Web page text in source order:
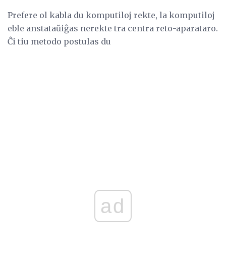
Prefere ol kabla du komputiloj rekte, la komputiloj
eble anstataŭiĝas nerekte tra centra reto-aparataro.
Ĉi tiu metodo postulas du
ad